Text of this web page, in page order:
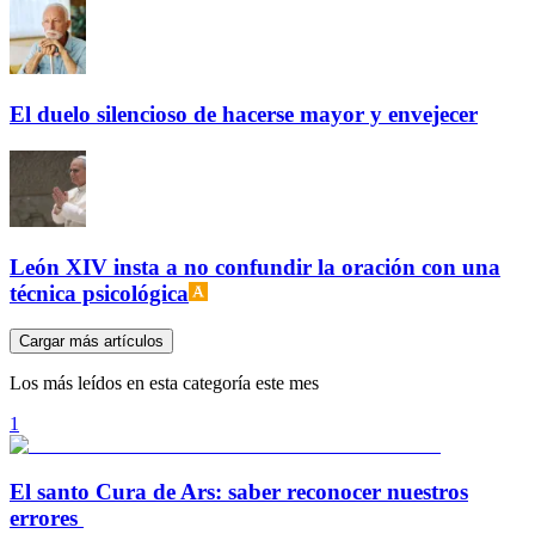
El duelo silencioso de hacerse mayor y envejecer
León XIV insta a no confundir la oración con una
técnica psicológica
Cargar más artículos
Los más leídos en esta categoría este mes
1
El santo Cura de Ars: saber reconocer nuestros
errores